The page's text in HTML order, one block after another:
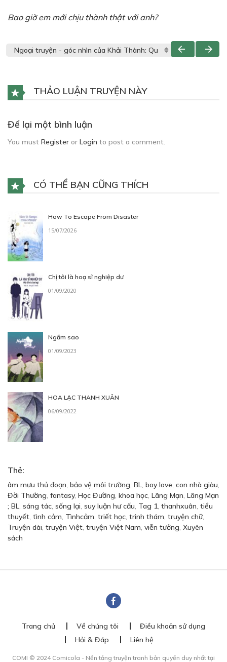
Bao giờ em mới chịu thành thật với anh?
THẢO LUẬN TRUYỆN NÀY
Để lại một bình luận
You must Register or Login to post a comment.
CÓ THỂ BẠN CŨNG THÍCH
How To Escape From Disaster
15/07/2026
Chị tôi là hoạ sĩ nghiệp dư
01/09/2020
Ngắm sao
01/09/2023
HOA LẠC THANH XUÂN
06/09/2022
Thẻ:
âm mưu thủ đoạn, bảo vệ môi trường, BL, boy love, con nhà giàu,
Đời Thường, fantasy, Học Đường, khoa học, Lãng Mạn, Lãng Mạn
; BL, sáng tác, sống lại, suy luận hư cấu, Tag 1, thanhxuân, tiểu
thuyết, tình cảm, Tìnhcảm, triết học, trinh thám, truyện chữ,
Truyện dài, truyện Việt, truyện Việt Nam, viễn tưởng, Xuyên
sách
Trang chủ Về chúng tôi
Điều khoản sử dụng
Hỏi & Đáp
Liên hệ
COMI © 2024 Comicola - Nền tảng truyện tranh bản quyền duy nhất tại